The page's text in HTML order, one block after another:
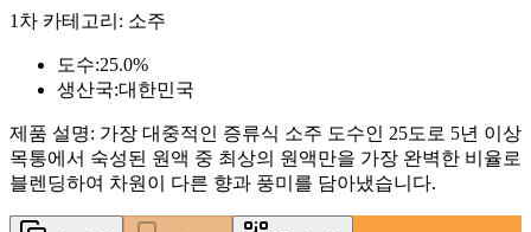
1차 카테고리: 소주
도수:25.0%
생산국:대한민국
제품 설명: 가장 대중적인 증류식 소주 도수인 25도로 5년 이상
목통에서 숙성된 원액 중 최상의 원액만을 가장 완벽한 비율로
블렌딩하여 차원이 다른 향과 풍미를 담아냈습니다.